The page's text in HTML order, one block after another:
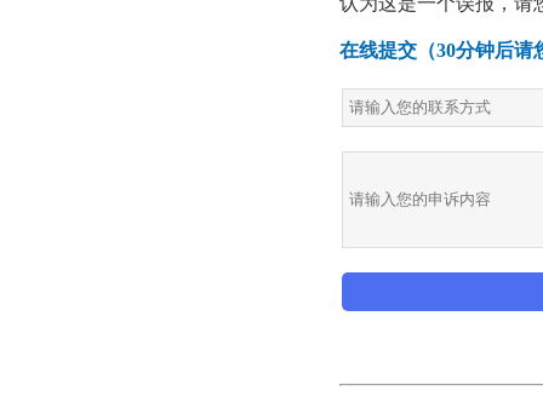
在线提交（30分钟后请